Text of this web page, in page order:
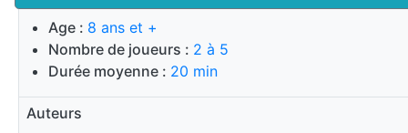
Age : 8 ans et +
Nombre de joueurs : 2 à 5
Durée moyenne : 20 min
Auteurs